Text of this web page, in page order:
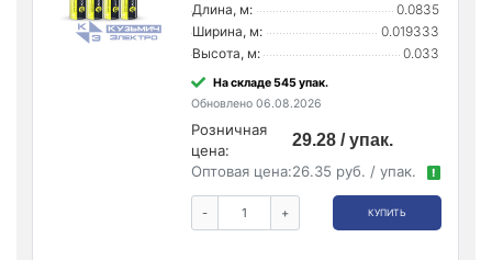
Длина, м:
0.0835
Ширина, м:
0.019333
Высота, м:
0.033
На складе 545 упак.
Обновлено 06.08.2026
Розничная
цена:
29.28 / упак.
Оптовая цена:26.35 руб. / упак. !
- + КУПИТЬ